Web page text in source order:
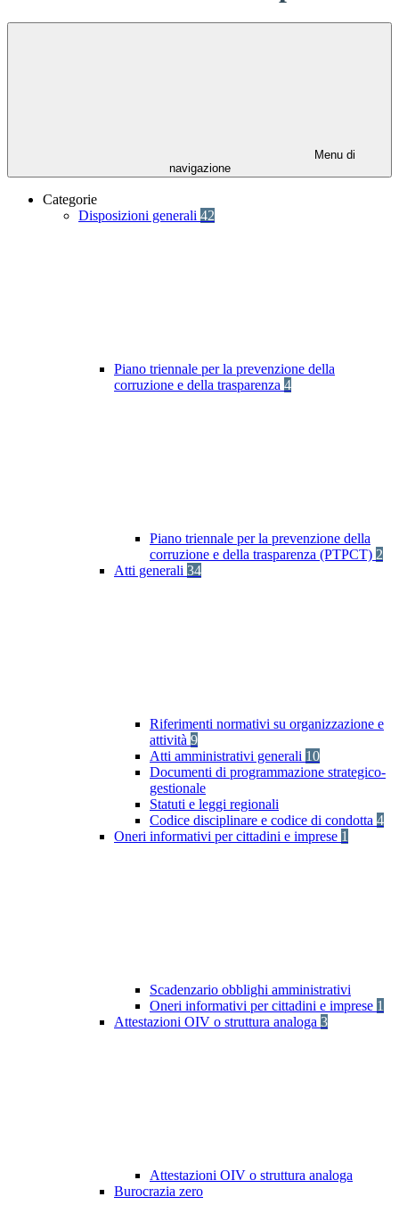
Menu di
navigazione
Categorie
Disposizioni generali 42
Piano triennale per la prevenzione della
corruzione e della trasparenza 4
Piano triennale per la prevenzione della
corruzione e della trasparenza (PTPCT) 2
Atti generali 34
Riferimenti normativi su organizzazione e
attività 9
Atti amministrativi generali 10
Documenti di programmazione strategico-
gestionale
Statuti e leggi regionali
Codice disciplinare e codice di condotta 4
Oneri informativi per cittadini e imprese 1
Scadenzario obblighi amministrativi
Oneri informativi per cittadini e imprese 1
Attestazioni OIV o struttura analoga 3
Attestazioni OIV o struttura analoga
Burocrazia zero